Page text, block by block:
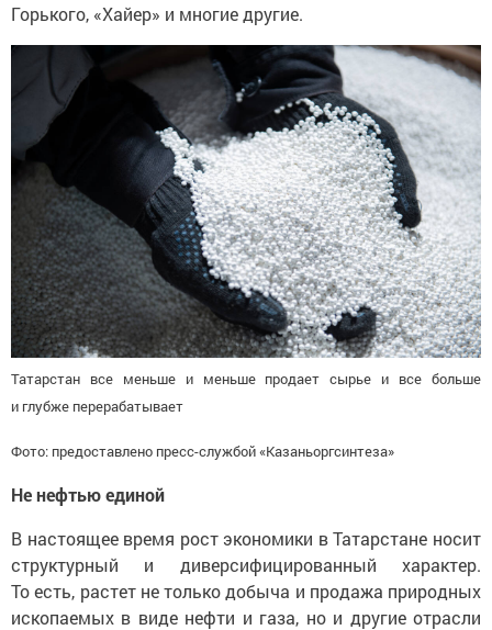
Горького, «Хайер» и многие другие.
Татарстан все меньше и меньше продает сырье и все больше
и глубже перерабатывает
Фото: предоставлено пресс-службой «Казаньоргсинтеза»
Не нефтью единой
В настоящее время рост экономики в Татарстане носит
структурный и диверсифицированный характер.
То есть, растет не только добыча и продажа природных
ископаемых в виде нефти и газа, но и другие отрасли